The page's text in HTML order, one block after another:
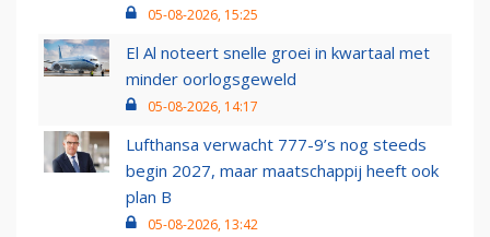
05-08-2026, 15:25
El Al noteert snelle groei in kwartaal met
minder oorlogsgeweld
05-08-2026, 14:17
Lufthansa verwacht 777-9’s nog steeds
begin 2027, maar maatschappij heeft ook
plan B
05-08-2026, 13:42